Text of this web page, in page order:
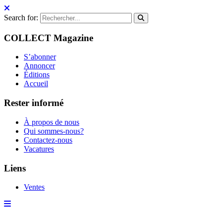
Search for:
COLLECT Magazine
S’abonner
Annoncer
Éditions
Accueil
Rester informé
À propos de nous
Qui sommes-nous?
Contactez-nous
Vacatures
Liens
Ventes